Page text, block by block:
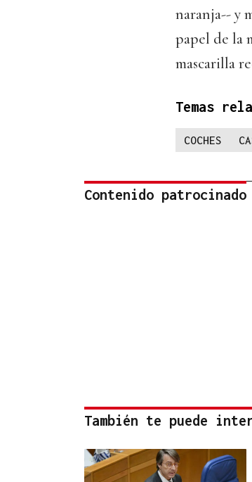
naranja-- y
papel de la
mascarilla
Temas
COCHES
Contenido patrocinado
También te puede